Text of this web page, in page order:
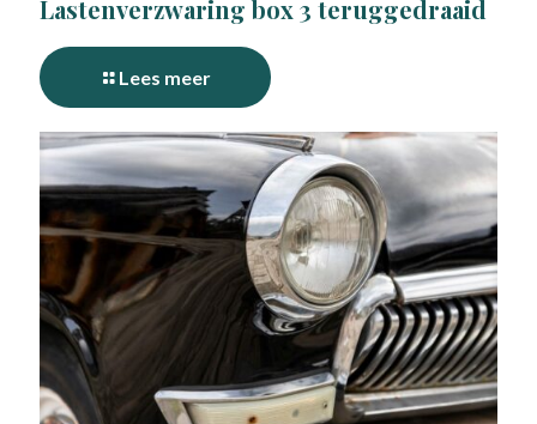
Lastenverzwaring box 3 teruggedraaid
Lees meer